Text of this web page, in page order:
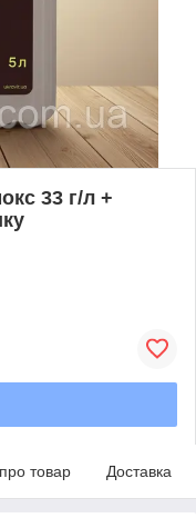
33 г/л +
товар Доставка